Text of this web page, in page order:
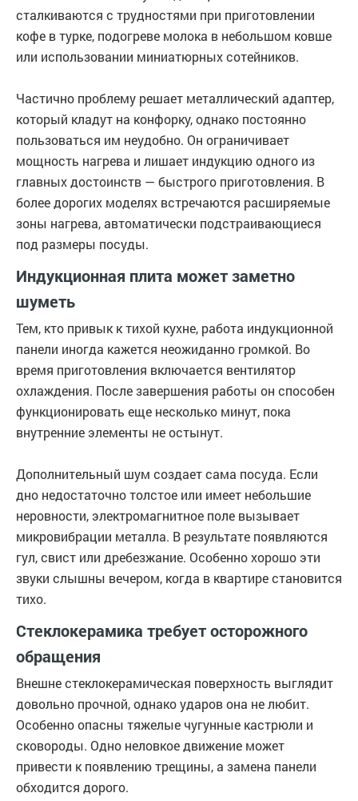
сталкиваются с трудностями при приготовлении
кофе в турке, подогреве молока в небольшом ковше
или использовании миниатюрных сотейников.
Частично проблему решает металлический адаптер,
который кладут на конфорку, однако постоянно
пользоваться им неудобно. Он ограничивает
мощность нагрева и лишает индукцию одного из
главных достоинств — быстрого приготовления. В
более дорогих моделях встречаются расширяемые
зоны нагрева, автоматически подстраивающиеся
под размеры посуды.
Индукционная плита может заметно
шуметь
Тем, кто привык к тихой кухне, работа индукционной
панели иногда кажется неожиданно громкой. Во
время приготовления включается вентилятор
охлаждения. После завершения работы он способен
функционировать еще несколько минут, пока
внутренние элементы не остынут.
Дополнительный шум создает сама посуда. Если
дно недостаточно толстое или имеет небольшие
неровности, электромагнитное поле вызывает
микровибрации металла. В результате появляются
гул, свист или дребезжание. Особенно хорошо эти
звуки слышны вечером, когда в квартире становится
тихо.
Стеклокерамика требует осторожного
обращения
Внешне стеклокерамическая поверхность выглядит
довольно прочной, однако ударов она не любит.
Особенно опасны тяжелые чугунные кастрюли и
сковороды. Одно неловкое движение может
привести к появлению трещины, а замена панели
обходится дорого.